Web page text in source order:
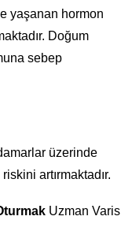
yaşanan hormon
Doğum
sebep
üzerinde
artırmaktadır.
Uzman Varis